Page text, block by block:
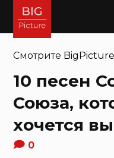
Смотрите BigPicture
10 песен
Союза,
хочется
0